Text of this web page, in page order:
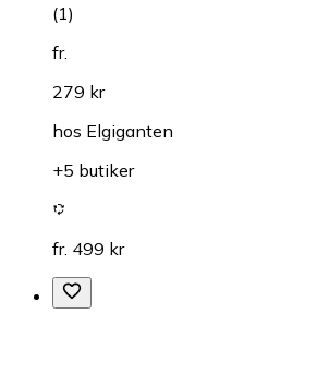
(1)
fr.
279 kr
hos Elgiganten
+5 butiker
fr. 499 kr